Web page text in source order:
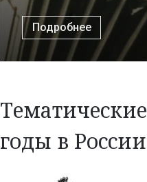
Подробнее
Тематические
годы в России